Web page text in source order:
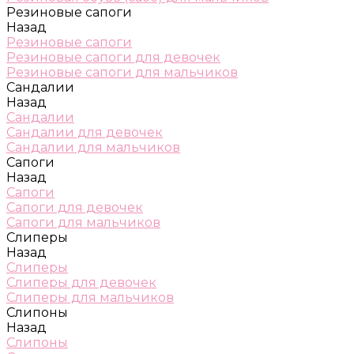
Резиновые сапоги
Назад
Резиновые сапоги
Резиновые сапоги для девочек
Резиновые сапоги для мальчиков
Сандалии
Назад
Сандалии
Сандалии для девочек
Сандалии для мальчиков
Сапоги
Назад
Сапоги
Сапоги для девочек
Сапоги для мальчиков
Слиперы
Назад
Слиперы
Слиперы для девочек
Слиперы для мальчиков
Слипоны
Назад
Слипоны